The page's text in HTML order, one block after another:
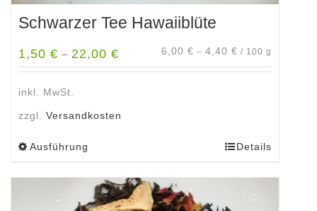
Schwarzer Tee Hawaiiblüte
1,50 € – 22,00 € 6,00 € – 4,40 € / 100 g
inkl. MwSt.
zzgl. Versandkosten
Ausführung
weist
mehrere
Details